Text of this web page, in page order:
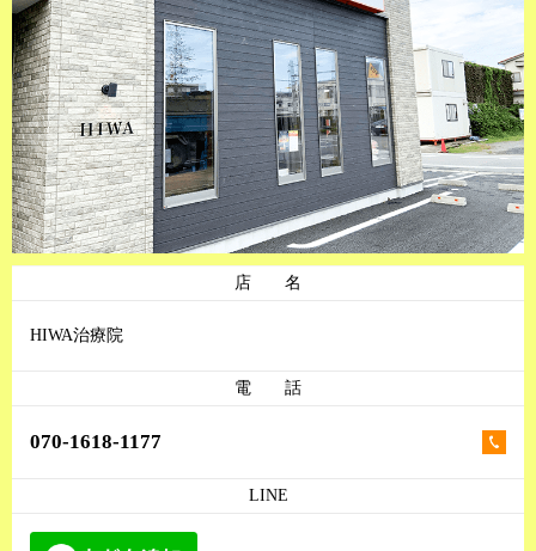
店 名
HIWA治療院
電 話
070-1618-1177
LINE